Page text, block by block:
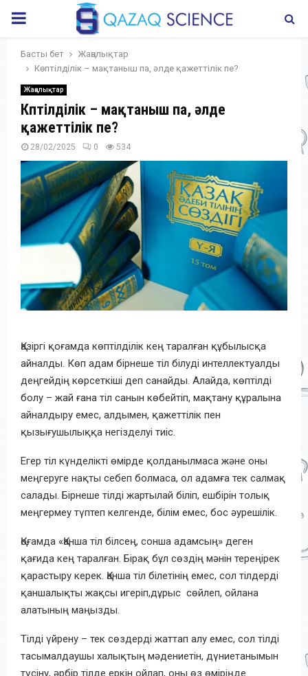
PRIMARY
MENU
Басты бет
Жаңалықтар
Көптілділік – мақтаныш па, әлде қажеттілік пе?
Жаңалықтар
Көптілділік – мақтаныш па, әлде
қажеттілік пе?
28/02/2025 0 534
Қазіргі қоғамда көптілділік кең таралған құбылысқа
айналды. Көп адам бірнеше тіл білуді интеллектуалды
деңгейдің көрсеткіші деп санайды. Алайда, көптілді
болу – жай ғана тіл санын көбейтіп, мақтану құралына
айналдыру емес, алдымен, қажеттілік пен
қызығушылыққа негізделуі тиіс.
Егер тіл күнделікті өмірде қолданылмаса және оны
меңгеруге нақты себеп болмаса, ол адамға тек салмақ
салады. Бірнеше тілді жартылай біліп, ешбірін толық
меңгермеу түптеп келгенде, білім емес, бос әурешілік.
Қоғамда «Қанша тіл білсең, сонша адамсың» деген
қағида кең таралған. Бірақ бұл сөздің мәнін тереңірек
қарастыру керек. Қанша тіл білетінің емес, сол тілдерді
қаншалықты жақсы игеріп,дұрыс сөйлеп, ойлана
алатының маңызды.
Тілді үйрену – тек сөздерді жаттап алу емес, сол тілді
тасымалдаушы халықтың мәдениетін, дүниетанымын
түсіну, әрбір тілде еркін ойлап, оны өз өміріңде